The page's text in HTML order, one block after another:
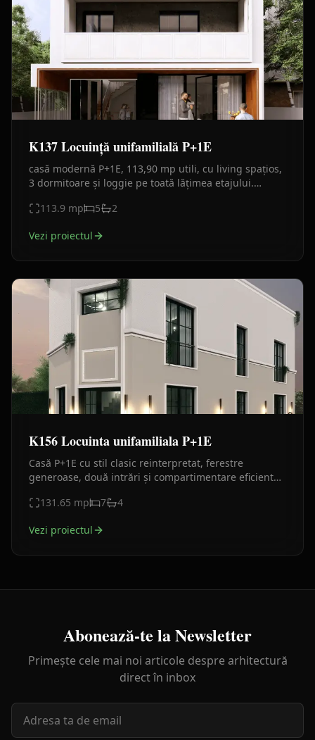
K137 Locuință unifamilială P+1E
casă modernă P+1E, 113,90 mp utili, cu living spațios,
3 dormitoare și loggie pe toată lățimea etajului.
113.9 mp 5 2
Vezi proiectul
K156 Locuinta unifamiliala P+1E
Casă P+1E cu stil clasic reinterpretat, ferestre
generoase, două intrări și compartimentare eficientă.
131.65 mp 7 4
Vezi proiectul
Abonează-te la Newsletter
Primește cele mai noi articole despre arhitectură
direct în inbox